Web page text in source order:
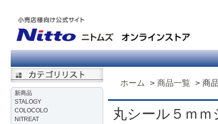
新商品
STALOGY
COLOCOLO
NITREAT
ホーム 商品一覧 商
丸シール５ｍ